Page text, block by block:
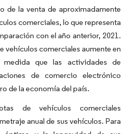
de la venta de aproximadamente
comerciales, lo que representa
con el año anterior, 2021.
vehículos comerciales aumente en
que las actividades de
de comercio electrónico
de la economía del país.
de vehículos comerciales
anual de sus vehículos. Para